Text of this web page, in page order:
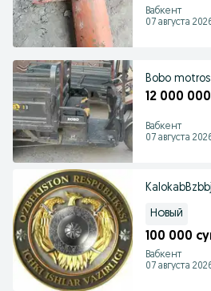
Вабкент
07 августа
Bobo
12 000
Вабкент
07 августа
Новый
100 000
Вабкент
07 августа